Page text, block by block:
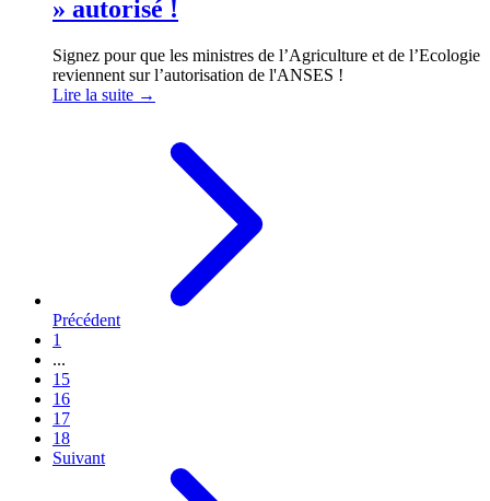
» autorisé !
Signez pour que les ministres de l’Agriculture et de l’Ecologie
reviennent sur l’autorisation de l'ANSES !
Lire la suite →
Précédent
1
...
15
16
17
18
Suivant